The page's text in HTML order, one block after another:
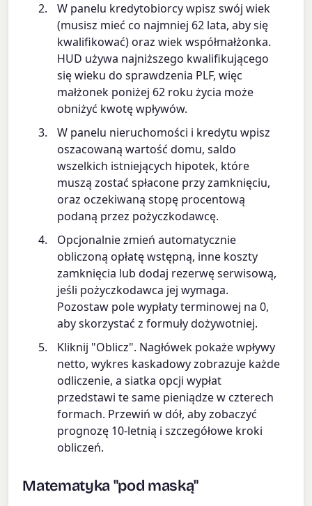
W panelu kredytobiorcy wpisz swój wiek
(musisz mieć co najmniej 62 lata, aby się
kwalifikować) oraz wiek współmałżonka.
HUD używa najniższego kwalifikującego
się wieku do sprawdzenia PLF, więc
małżonek poniżej 62 roku życia może
obniżyć kwotę wpływów.
W panelu nieruchomości i kredytu wpisz
oszacowaną wartość domu, saldo
wszelkich istniejących hipotek, które
muszą zostać spłacone przy zamknięciu,
oraz oczekiwaną stopę procentową
podaną przez pożyczkodawcę.
Opcjonalnie zmień automatycznie
obliczoną opłatę wstępną, inne koszty
zamknięcia lub dodaj rezerwę serwisową,
jeśli pożyczkodawca jej wymaga.
Pozostaw pole wypłaty terminowej na 0,
aby skorzystać z formuły dożywotniej.
Kliknij "Oblicz". Nagłówek pokaże wpływy
netto, wykres kaskadowy zobrazuje każde
odliczenie, a siatka opcji wypłat
przedstawi te same pieniądze w czterech
formach. Przewiń w dół, aby zobaczyć
prognozę 10-letnią i szczegółowe kroki
obliczeń.
Matematyka "pod maską"